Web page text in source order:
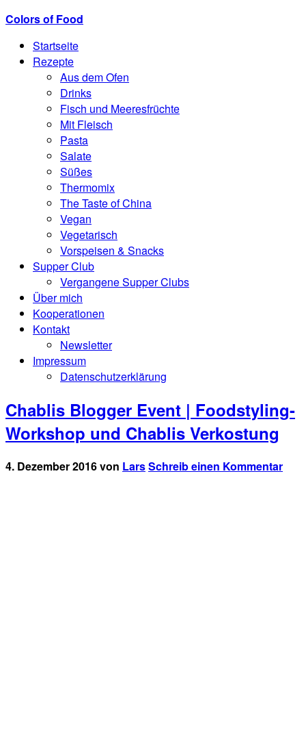
Colors of Food
Startseite
Rezepte
Aus dem Ofen
Drinks
Fisch und Meeresfrüchte
Mit Fleisch
Pasta
Salate
Süßes
Thermomix
The Taste of China
Vegan
Vegetarisch
Vorspeisen & Snacks
Supper Club
Vergangene Supper Clubs
Über mich
Kooperationen
Kontakt
Newsletter
Impressum
Datenschutzerklärung
Chablis Blogger Event | Foodstyling-
Workshop und Chablis Verkostung
4. Dezember 2016von LarsSchreib einen Kommentar